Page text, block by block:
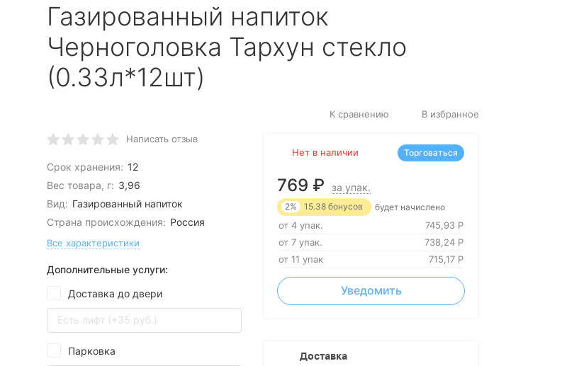
Газированный напиток
Черноголовка Тархун стекло
(0.33л*12шт)
К сравнению В избранное
Написать отзыв
Срок хранения: 12
Вес товара, г: 3,96
Вид: Газированный напиток
Страна происхождения: Россия
Все характеристики
Дополнительные услуги:
Доставка до двери
Есть лифт (+35 руб.)
Парковка
Нет в наличии
769 ₽ за упак.
2% 15.38 бонусов будет начислено
от 4 упак. 745,93 Р
от 7 упак.
738,24 Р
от 11 упак
715,17 Р
Уведомить
Торговаться
Доставка